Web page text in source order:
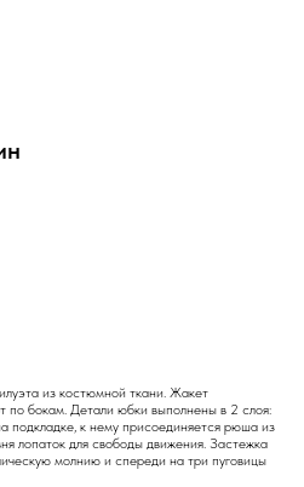
из костюмной ткани. Жакет
бокам. Детали юбки выполнены в 2 слоя:
подкладке, к нему присоединяется рюша из
лопаток для свободы движения. Застежка
молнию и спереди на три пуговицы